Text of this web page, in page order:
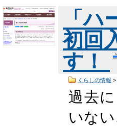
「
初回
す！
くらしの情報 >
過去
いな